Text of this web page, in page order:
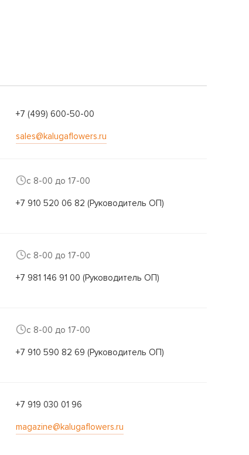
+7 (499) 600-50-00
sales@kalugaflowers.ru
с 8-00 до 17-00
+7 910 520 06 82 (Руководитель ОП)
с 8-00 до 17-00
+7 981 146 91 00 (Руководитель ОП)
с 8-00 до 17-00
+7 910 590 82 69 (Руководитель ОП)
+7 919 030 01 96
magazine@kalugaflowers.ru